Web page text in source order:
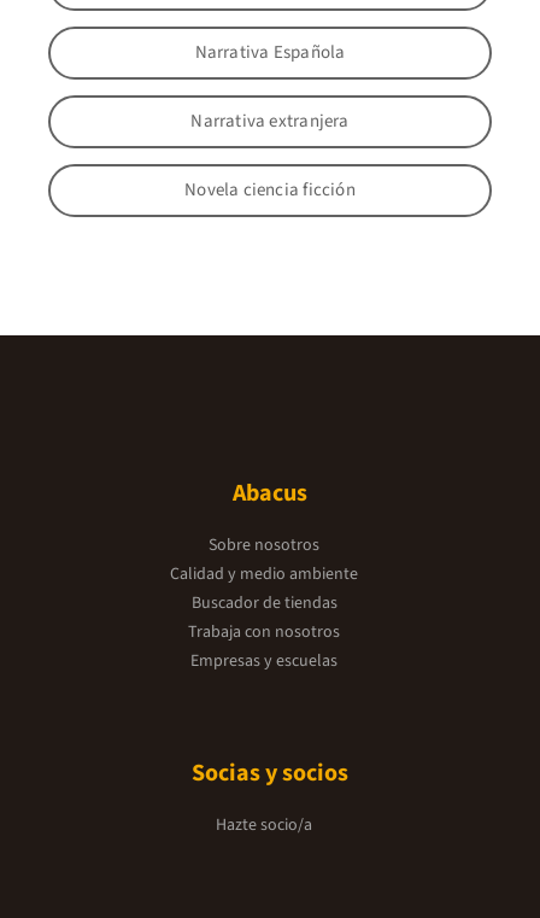
Narrativa Española
Narrativa extranjera
Novela ciencia ficción
Abacus
Sobre nosotros
Calidad y medio ambiente
Buscador de tiendas
Trabaja con nosotros
Empresas y escuelas
Socias y socios
Hazte socio/a